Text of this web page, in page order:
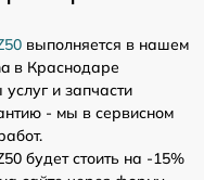
выполняется в нашем
в Краснодаре
и запчасти
- мы в сервисном
будет стоить на -15%